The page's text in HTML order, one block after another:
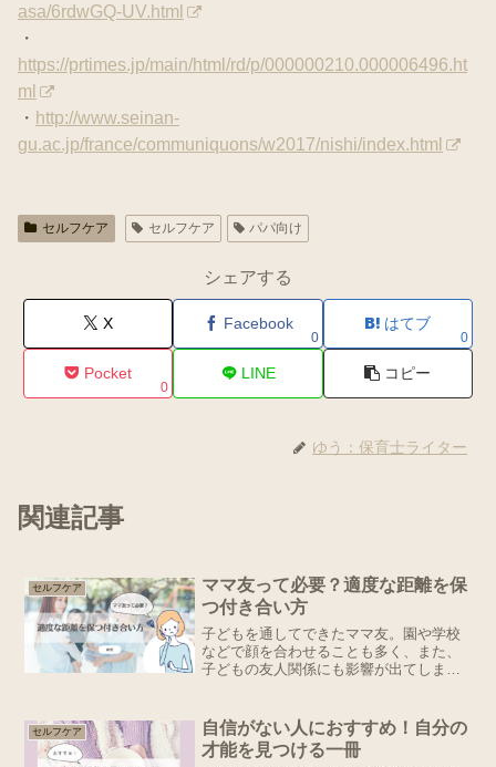
asa/6rdwGQ-UV.html
・
https://prtimes.jp/main/html/rd/p/000000210.000006496.ht
ml
・ http://www.seinan-
gu.ac.jp/france/communiquons/w2017/nishi/index.html
セルフケア セルフケア パパ向け
シェアする
X Facebook
0
はてブ
0
Pocket
0
LINE コピー
ゆう：保育士ライター
関連記事
セルフケア
ママ友って必要？適度な距離を保
つ付き合い方
子どもを通してできたママ友。園や学校
などで顔を合わせることも多く、また、
子どもの友人関係にも影響が出てしまう
気を許せず、付き合いが億劫になってし
まうことも。株式会社しんげ...
セルフケア
自信がない人におすすめ！自分の
才能を見つける一冊